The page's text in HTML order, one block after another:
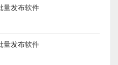
量发布软件
量发布软件